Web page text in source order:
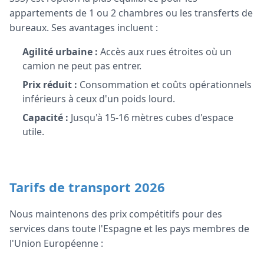
appartements de 1 ou 2 chambres ou les transferts de
bureaux. Ses avantages incluent :
Agilité urbaine : Accès aux rues étroites où un
camion ne peut pas entrer.
Prix réduit : Consommation et coûts opérationnels
inférieurs à ceux d'un poids lourd.
Capacité : Jusqu'à 15-16 mètres cubes d'espace
utile.
Tarifs de transport 2026
Nous maintenons des prix compétitifs pour des
services dans toute l'Espagne et les pays membres de
l'Union Européenne :